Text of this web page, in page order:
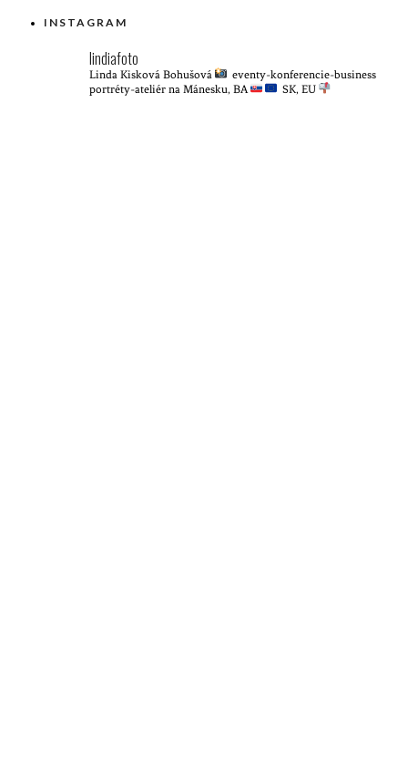
INSTAGRAM
lindiafoto
Linda Kisková Bohušová
eventy-konferencie-business
portréty-ateliér na Mánesku, BA
SK, EU